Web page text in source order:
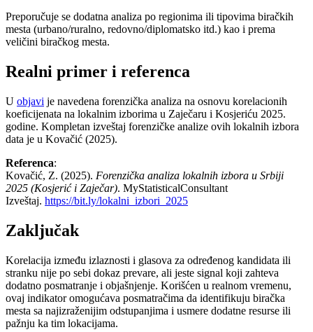
Preporučuje se dodatna analiza po regionima ili tipovima biračkih
mesta (urbano/ruralno, redovno/diplomatsko itd.) kao i prema
veličini biračkog mesta.
Realni primer i referenca
U objavi je navedena forenzička analiza na osnovu korelacionih
koeficijenata na lokalnim izborima u Zaječaru i Kosjeriću 2025.
godine. Kompletan izveštaj forenzičke analize ovih lokalnih izbora
data je u Kovačić (2025).
Referenca:
Kovačić, Z. (2025). Forenzička analiza lokalnih izbora u Srbiji
2025 (Kosjerić i Zaječar). MyStatisticalConsultant
Izveštaj. https://bit.ly/lokalni_izbori_2025
Zaključak
Korelacija između izlaznosti i glasova za određenog kandidata ili
stranku nije po sebi dokaz prevare, ali jeste signal koji zahteva
dodatno posmatranje i objašnjenje. Korišćen u realnom vremenu,
ovaj indikator omogućava posmatračima da identifikuju biračka
mesta sa najizraženijim odstupanjima i usmere dodatne resurse ili
pažnju ka tim lokacijama.